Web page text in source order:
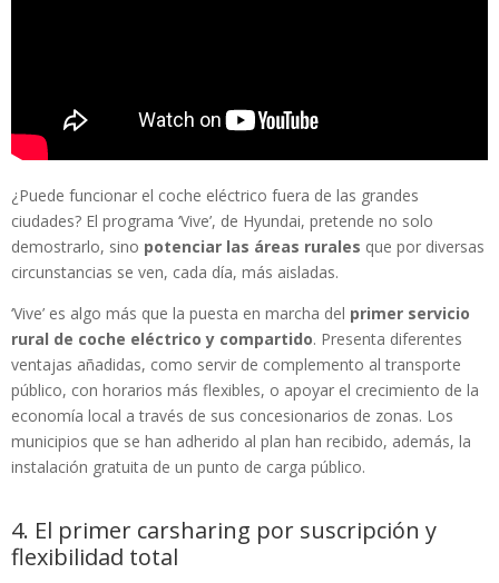
¿Puede funcionar el coche eléctrico fuera de las grandes
ciudades? El programa ‘Vive’, de Hyundai, pretende no solo
demostrarlo, sino potenciar las áreas rurales que por diversas
circunstancias se ven, cada día, más aisladas.
‘Vive’ es algo más que la puesta en marcha del primer servicio
rural de coche eléctrico y compartido. Presenta diferentes
ventajas añadidas, como servir de complemento al transporte
público, con horarios más flexibles, o apoyar el crecimiento de la
economía local a través de sus concesionarios de zonas. Los
municipios que se han adherido al plan han recibido, además, la
instalación gratuita de un punto de carga público.
4. El primer carsharing por suscripción y
flexibilidad total